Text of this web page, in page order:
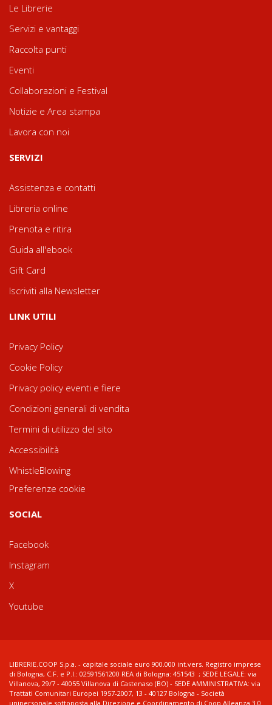
Le Librerie
Servizi e vantaggi
Raccolta punti
Eventi
Collaborazioni e Festival
Notizie e Area stampa
Lavora con noi
SERVIZI
Assistenza e contatti
Libreria online
Prenota e ritira
Guida all'ebook
Gift Card
Iscriviti alla Newsletter
LINK UTILI
Privacy Policy
Cookie Policy
Privacy policy eventi e fiere
Condizioni generali di vendita
Termini di utilizzo del sito
Accessibilità
WhistleBlowing
Preferenze cookie
SOCIAL
Facebook
Instagram
X
Youtube
LIBRERIE.COOP S.p.a. - capitale sociale euro 900.000 int.vers. Registro imprese
di Bologna, C.F. e P.I.: 02591561200 REA di Bologna: 451543 ; SEDE LEGALE: via
Villanova, 29/7 - 40055 Villanova di Castenaso (BO) - SEDE AMMINISTRATIVA: via
Trattati Comunitari Europei 1957-2007, 13 - 40127 Bologna - Società
unipersonale sottoposta alla Direzione e Coordinamento di Coop Alleanza 3.0